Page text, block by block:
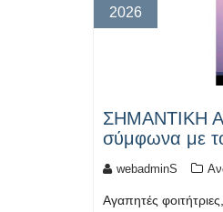
2026
ΣΗΜΑΝΤΙΚΗ
σύμφωνα με
webadminS
Αγαπητές